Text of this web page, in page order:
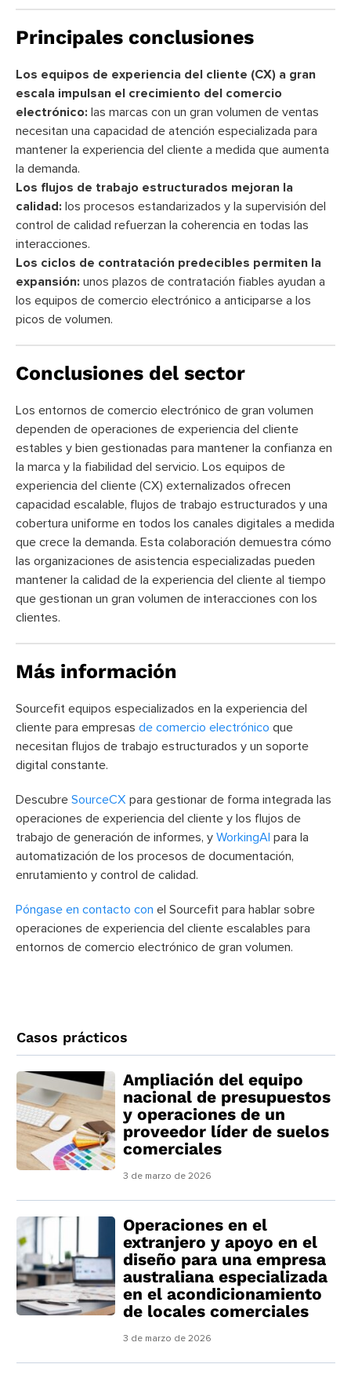
Principales conclusiones
Los equipos de experiencia del cliente (CX) a gran
escala impulsan el crecimiento del comercio
electrónico: las marcas con un gran volumen de ventas
necesitan una capacidad de atención especializada para
mantener la experiencia del cliente a medida que aumenta
la demanda.
Los flujos de trabajo estructurados mejoran la
calidad: los procesos estandarizados y la supervisión del
control de calidad refuerzan la coherencia en todas las
interacciones.
Los ciclos de contratación predecibles permiten la
expansión: unos plazos de contratación fiables ayudan a
los equipos de comercio electrónico a anticiparse a los
picos de volumen.
Conclusiones del sector
Los entornos de comercio electrónico de gran volumen
dependen de operaciones de experiencia del cliente
estables y bien gestionadas para mantener la confianza en
la marca y la fiabilidad del servicio. Los equipos de
experiencia del cliente (CX) externalizados ofrecen
capacidad escalable, flujos de trabajo estructurados y una
cobertura uniforme en todos los canales digitales a medida
que crece la demanda. Esta colaboración demuestra cómo
las organizaciones de asistencia especializadas pueden
mantener la calidad de la experiencia del cliente al tiempo
que gestionan un gran volumen de interacciones con los
clientes.
Más información
Sourcefit equipos especializados en la experiencia del
cliente para empresas de comercio electrónico que
necesitan flujos de trabajo estructurados y un soporte
digital constante.
Descubre SourceCX para gestionar de forma integrada las
operaciones de experiencia del cliente y los flujos de
trabajo de generación de informes, y WorkingAI para la
automatización de los procesos de documentación,
enrutamiento y control de calidad.
Póngase en contacto con el Sourcefit para hablar sobre
operaciones de experiencia del cliente escalables para
entornos de comercio electrónico de gran volumen.
Casos prácticos
Ampliación del equipo
nacional de presupuestos
y operaciones de un
proveedor líder de suelos
comerciales
3 de marzo de 2026
Operaciones en el
extranjero y apoyo en el
diseño para una empresa
australiana especializada
en el acondicionamiento
de locales comerciales
3 de marzo de 2026